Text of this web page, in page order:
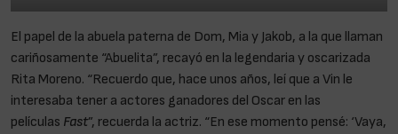
El papel de la abuela paterna de Dom, Mia y Jakob, a la que llaman
cariñosamente “Abuelita”, recayó en la legendaria y oscarizada
Rita Moreno. “Recuerdo que, hace unos años, leí que a Vin le
interesaba tener a actores ganadores del Oscar en las
películas Fast”, recuerda la actriz. “En ese momento pensé: ‘Vaya,